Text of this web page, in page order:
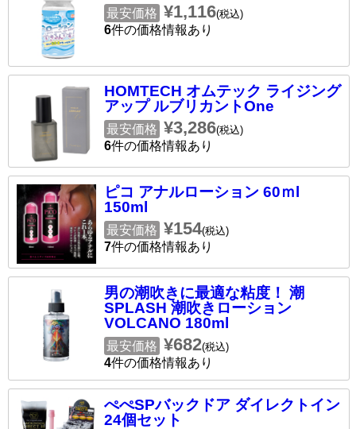
最安価格 ¥1,116(税込)
6件の価格情報あり
HOMTECH オムテック ライジング
アップ ルブリカントOne
最安価格 ¥3,286(税込)
6件の価格情報あり
ピコ アナルローション 60ｍl
150ml
最安価格 ¥154(税込)
7件の価格情報あり
男の潮吹きに最適な粘度！ 潮
SPLASH 潮吹きローション
VOLCANO 180ml
最安価格 ¥682(税込)
4件の価格情報あり
ぺぺSPバックドア ダイレクトイン
24個セット